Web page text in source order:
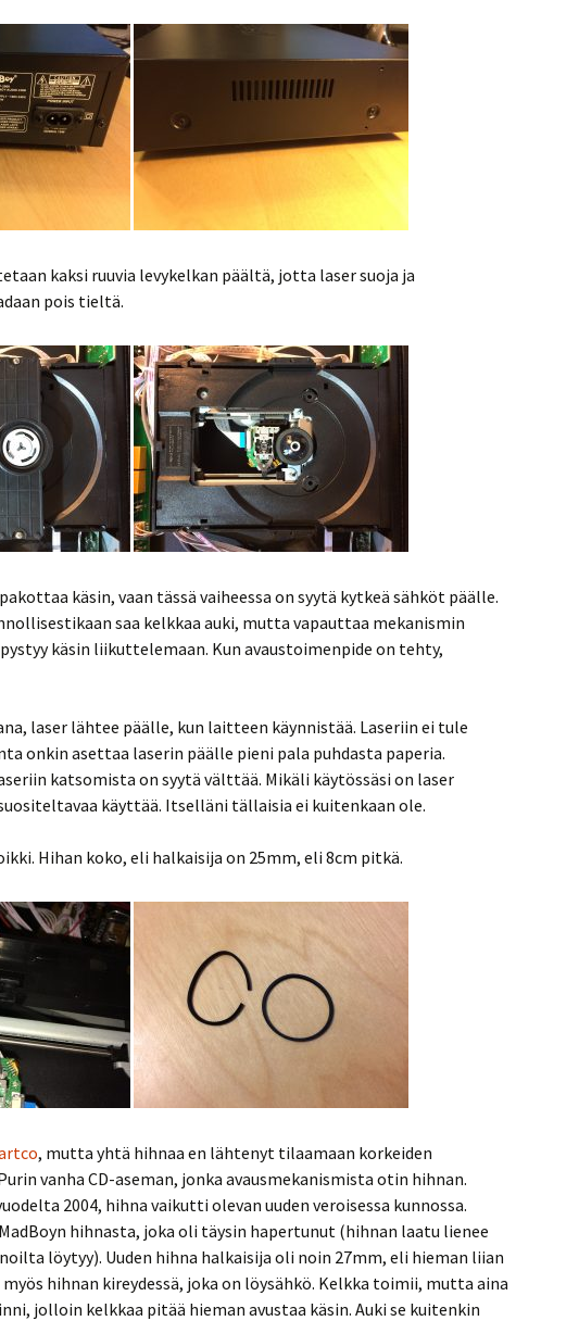
kaksi ruuvia levykelkan päältä, jotta laser suoja ja
pois tieltä.
käsin, vaan tässä vaiheessa on syytä kytkeä sähköt päälle.
saa kelkkaa auki, mutta vapauttaa mekanismin
käsin liikuttelemaan. Kun avaustoimenpide on tehty,
laser lähtee päälle, kun laitteen käynnistää. Laseriin ei tule
onkin asettaa laserin päälle pieni pala puhdasta paperia.
katsomista on syytä välttää. Mikäli käytössäsi on laser
käyttää. Itselläni tällaisia ei kuitenkaan ole.
Hihan koko, eli halkaisija on 25mm, eli 8cm pitkä.
, mutta yhtä hihnaa en lähtenyt tilaamaan korkeiden
vanha CD-aseman, jonka avausmekanismista otin hihnan.
2004, hihna vaikutti olevan uuden veroisessa kunnossa.
hihnasta, joka oli täysin hapertunut (hihnan laatu lienee
löytyy). Uuden hihna halkaisija oli noin 27mm, eli hieman liian
myös hihnan kireydessä, joka on löysähkö. Kelkka toimii, mutta aina
jolloin kelkkaa pitää hieman avustaa käsin. Auki se kuitenkin